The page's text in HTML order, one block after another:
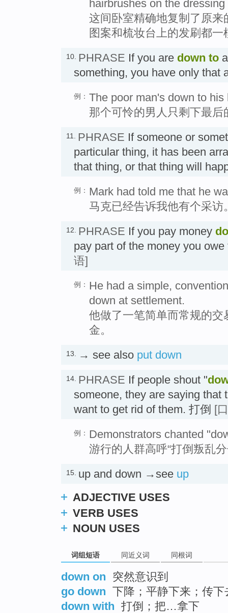
hairbrushes on the
这间卧室精确地复制了原
图案和梳妆台上的发刷都一
10. PHRASE If you are down to
something, you have only that
例： The poor man's down to his
那个可怜的男人只剩下最后
11. PHRASE If someone or
particular thing, it has been
that thing, or that thing will
例： Mark had told me that he
马克已经告诉我他有个采访
12. PHRASE If you pay money
pay part of the money you
语]
例： He had a simple,
down at settlement.
他做了一笔简单而常规的
金。
13. → see also put down
14. PHRASE If people shout "
someone, they are saying that
want to get rid of them. 打倒 [
例： Demonstrators chanted
游行的人群高呼“打倒叛乱分
15. up and down →see up
ADJECTIVE USES
VERB USES
NOUN USES
词组短语 同近义词 同根词
down on 突然意识到
go down 下降；平静下来；传下
down with 打倒；把…拿下